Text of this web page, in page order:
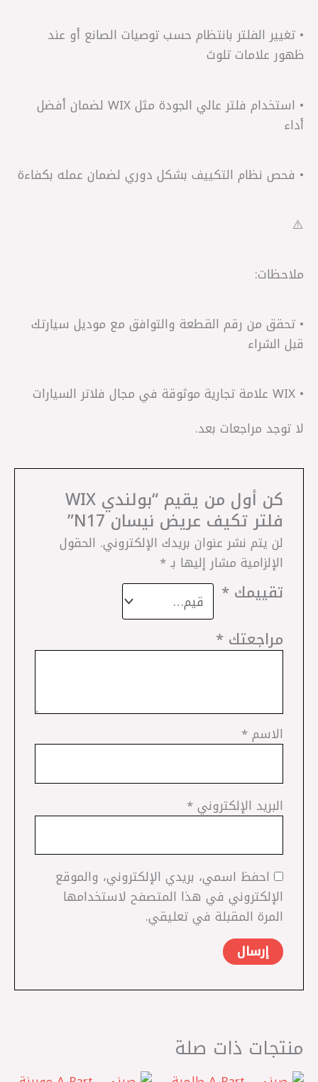
• تغيير الفلتر بانتظام حسب توصيات الصانع أو عند
ظهور علامات تلوث
• استخدام فلتر عالي الجودة مثل WIX لضمان أفضل
أداء
• فحص نظام التكييف بشكل دوري لضمان عمله بكفاءة
⚠️
ملاحظات:
• تحقق من رقم القطعة والتوافق مع موديل سيارتك
قبل الشراء
• WIX علامة تجارية موثوقة في مجال فلاتر السيارات
لا توجد مراجعات بعد.
كن أول من يقيم “بولندي WIX
فلتر تكيف عريض نيسان N17”
لن يتم نشر عنوان بريدك الإلكتروني. الحقول
الإلزامية مشار إليها بـ*
تقييمك*
مراجعتك*
الاسم*
البريد الإلكتروني*
احفظ اسمي، بريدي الإلكتروني، والموقع
الإلكتروني في هذا المتصفح لاستخدامها
المرة المقبلة في تعليقي.
منتجات ذات صلة